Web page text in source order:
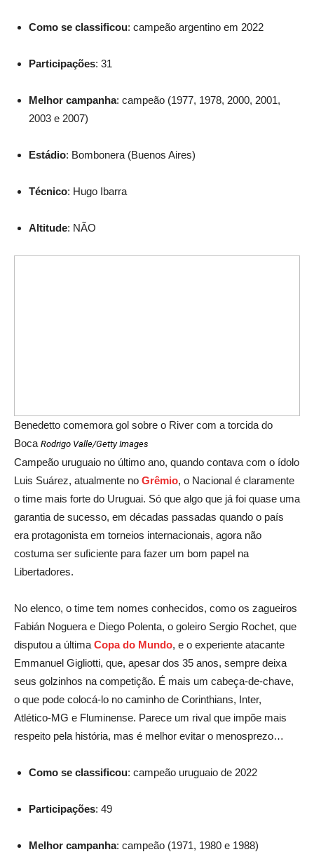
Como se classificou: campeão argentino em 2022
Participações: 31
Melhor campanha: campeão (1977, 1978, 2000, 2001,
2003 e 2007)
Estádio: Bombonera (Buenos Aires)
Técnico: Hugo Ibarra
Altitude: NÃO
Benedetto comemora gol sobre o River com a torcida do
Boca Rodrigo Valle/Getty Images
Campeão uruguaio no último ano, quando contava com o ídolo
Luis Suárez, atualmente no Grêmio, o Nacional é claramente
o time mais forte do Uruguai. Só que algo que já foi quase uma
garantia de sucesso, em décadas passadas quando o país
era protagonista em torneios internacionais, agora não
costuma ser suficiente para fazer um bom papel na
Libertadores.
No elenco, o time tem nomes conhecidos, como os zagueiros
Fabián Noguera e Diego Polenta, o goleiro Sergio Rochet, que
disputou a últimaCopa do Mundo, e o experiente atacante
Emmanuel Gigliotti, que, apesar dos 35 anos, sempre deixa
seus golzinhos na competição. É mais um cabeça-de-chave,
o que pode colocá-lo no caminho de Corinthians, Inter,
Atlético-MG e Fluminense. Parece um rival que impõe mais
respeito pela história, mas é melhor evitar o menosprezo…
Como se classificou: campeão uruguaio de 2022
Participações: 49
Melhor campanha: campeão (1971, 1980 e 1988)